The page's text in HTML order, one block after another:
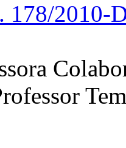
178/2010-